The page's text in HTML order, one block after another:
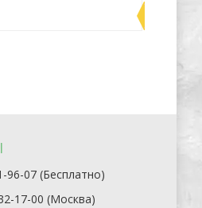
96-07 (Бесплатно)
17-00 (Москва)